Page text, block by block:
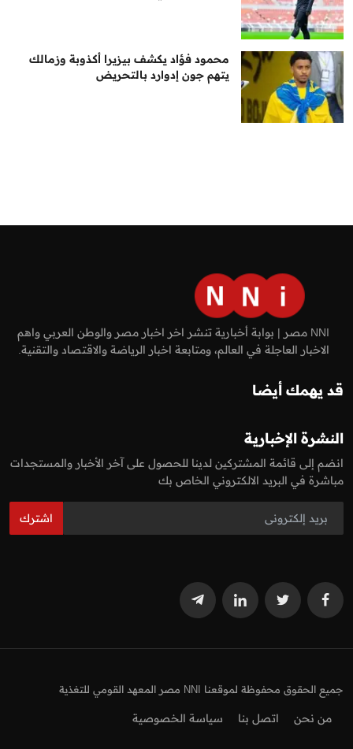
محمود فؤاد يكشف بيزيرا أكذوبة وزمالك
يتهم جون إدوارد بالتحريض
NNI مصر | بوابة أخبارية تنشر اخر اخبار مصر والوطن العربي واهم
الاخبار العاجلة في العالم، ومتابعة اخبار الرياضة والاقتصاد والتقنية.
قد يهمك أيضا
النشرة الإخبارية
انضم إلى قائمة المشتركين لدينا للحصول على آخر الأخبار والمستجدات
مباشرة في البريد الالكتروني الخاص بك
اشترك
جميع الحقوق محفوظة لموقعنا NNI مصر المعهد القومي للتغذية
من نحن اتصل بنا سياسة الخصوصية